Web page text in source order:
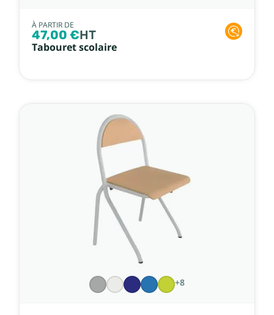
À PARTIR DE
47,00 €HT
Tabouret scolaire
+8